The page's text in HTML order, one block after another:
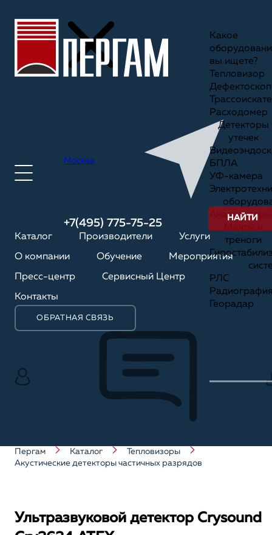
Москва
+7(495) 775-75-25
Каталог Производители Услуги
О компании Обучение Мероприятия
Пресс-центр Сервисный Центр
Контакты
ОБРАТНАЯ СВЯЗЬ
Какое
вы ищете?
Тепловизор
Дефектоскоп
Расходомер
Детекторы
утечек
БПЛА
УФ-камера
Анализаторы
треноги
РЛС
Георадар
НАЙТИ
Пергам Каталог
Тепловизоры
Акустические детекторы частичных разрядов
Ультразвуковой детектор Crysound